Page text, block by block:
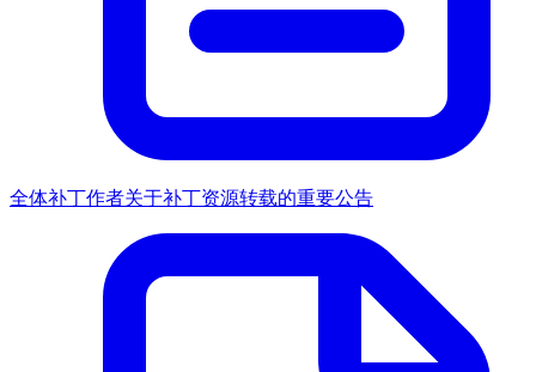
全体补丁作者关于补丁资源转载的重要公告